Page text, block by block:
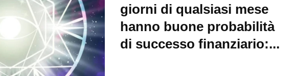
giorni di qualsiasi mese
hanno buone probabilità
di successo finanziario:...